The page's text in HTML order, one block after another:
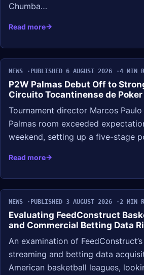
Chumba…
Read more
NEWS PUBLISHED 6 AUGUST 2026 4 MIN
P2W Palmas Debut Off to
Circuito Tocantinense de Poker
Tournament director Marcos
Palmas room exceeded
weekend, setting up a five-stage
Read more
NEWS PUBLISHED 3 AUGUST 2026 2 MIN
Evaluating FeedConstruct
and Commercial Betting Data
An examination of
streaming and betting data
American basketball leagues,